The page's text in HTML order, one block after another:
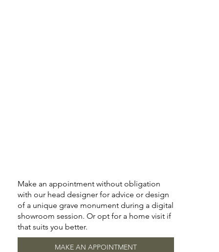
Make an appointment without obligation
with our head designer for advice or design
of a unique grave monument during a digital
showroom session. Or opt for a home visit if
that suits you better.
MAKE AN APPOINTMENT